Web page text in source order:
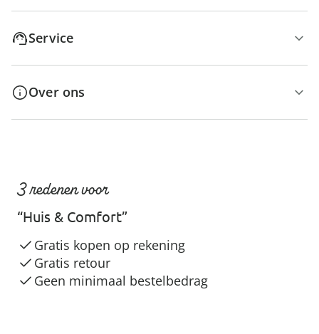
Service
Over ons
3 redenen voor
“Huis & Comfort”
Gratis kopen op rekening
Gratis retour
Geen minimaal bestelbedrag